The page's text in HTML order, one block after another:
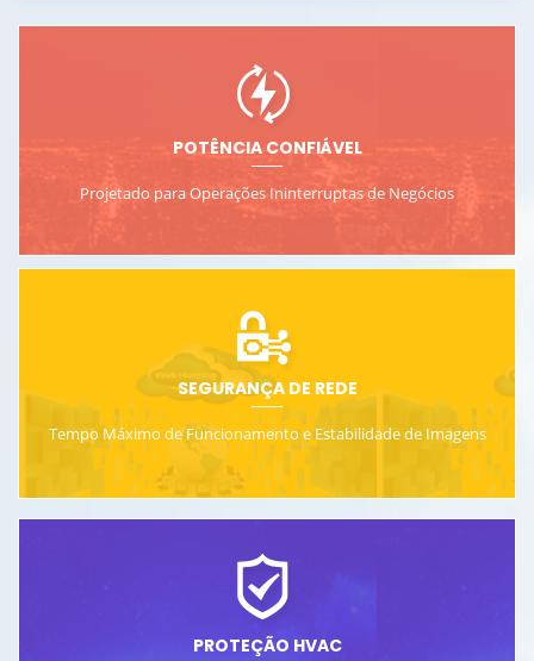
POTÊNCIA CONFIÁVEL
Projetado para Operações Ininterruptas de Negócios
SEGURANÇA DE REDE
Tempo Máximo de Funcionamento e Estabilidade de Imagens
PROTEÇÃO HVAC